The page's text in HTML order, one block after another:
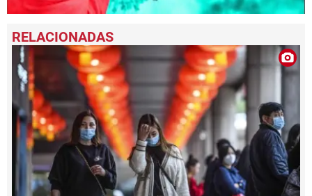
seconds
of
minute,
second